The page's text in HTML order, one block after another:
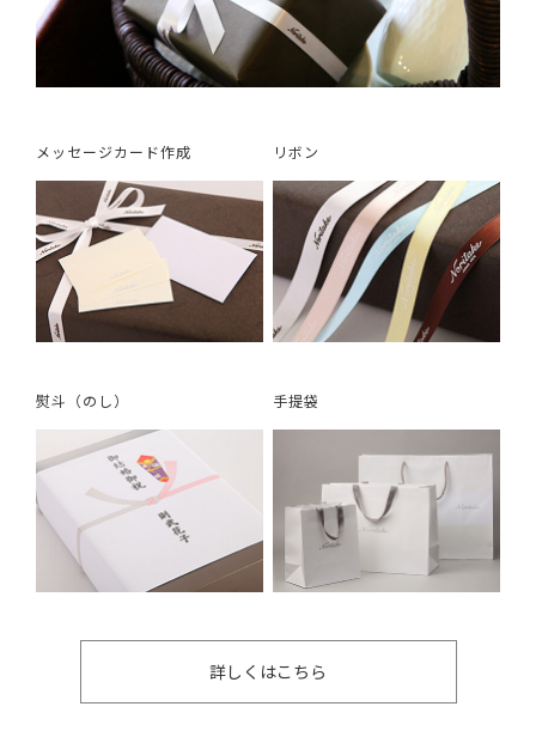
メッセージカード作成 リボン
熨斗（のし） 手提袋
詳しくはこちら